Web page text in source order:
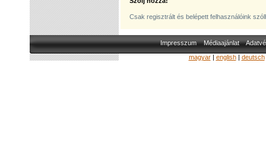
Csak regisztrált és belépett felhasználóink
Impresszum Médiaajánlat
magyar| english| deutsch